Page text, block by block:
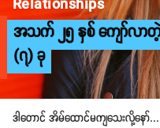
Relationships
အသက် ၂၅ နှစ် ကျော်လာတဲ့
(၇) ခု
ဒါတောင် အိမ်ထောင်မကျသေးလို့နော်